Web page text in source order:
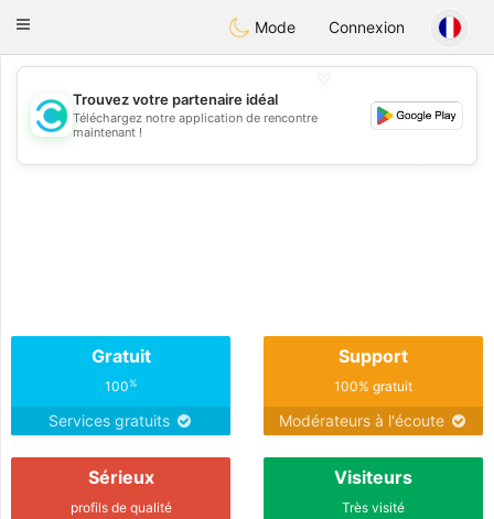
olombiaCitas
Toggle
Mode Connexion
💖
💕
Trouvez votre partenaire idéal
Téléchargez notre application de rencontre
maintenant !
Gratuit
100%
Services gratuits
Support
100% gratuit
Modérateurs à l'écoute
Sérieux
profils de qualité
Visiteurs
Très visité